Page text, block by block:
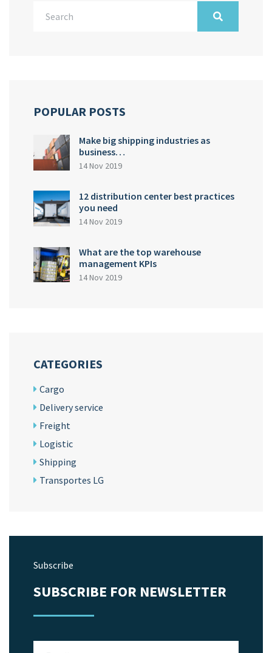
POPULAR POSTS
Make big shipping industries as
business…
14 Nov 2019
12 distribution center best practices
you need
14 Nov 2019
What are the top warehouse
management KPIs
14 Nov 2019
CATEGORIES
Cargo
Delivery service
Freight
Logistic
Shipping
Transportes LG
Subscribe
SUBSCRIBE FOR NEWSLETTER